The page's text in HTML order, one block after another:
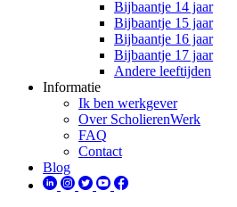
Bijbaantje 14 jaar
Bijbaantje 15 jaar
Bijbaantje 16 jaar
Bijbaantje 17 jaar
Andere leeftijden
Informatie
Ik ben werkgever
Over ScholierenWerk
FAQ
Contact
Blog